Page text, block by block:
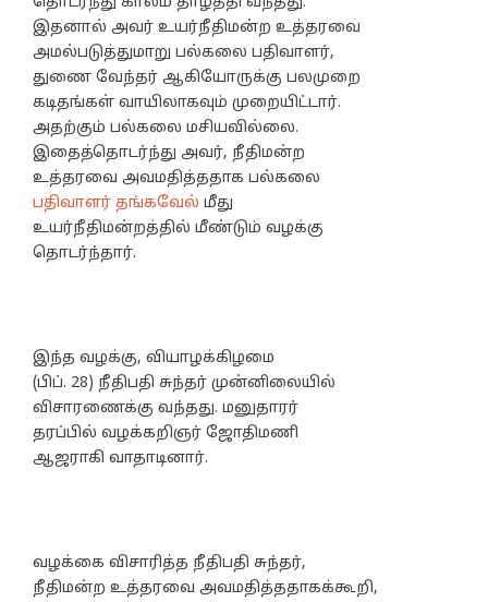
இதனால் அவர் உயர்நீதிமன்ற உத்தரவை
அமல்படுத்துமாறு பல்கலை பதிவாளர்,
துணை வேந்தர் ஆகியோருக்கு பலமுறை
கடிதங்கள் வாயிலாகவும் முறையிட்டார்.
அதற்கும் பல்கலை மசியவில்லை.
இதைத்தொடர்ந்து அவர், நீதிமன்ற
உத்தரவை அவமதித்ததாக பல்கலை
பதிவாளர் தங்கவேல் மீது
உயர்நீதிமன்றத்தில் மீண்டும் வழக்கு
தொடர்ந்தார்.
இந்த வழக்கு, வியாழக்கிழமை
(பிப். 28) நீதிபதி சுந்தர் முன்னிலையில்
விசாரணைக்கு வந்தது. மனுதாரர்
தரப்பில் வழக்கறிஞர் ஜோதிமணி
ஆஜராகி வாதாடினார்.
வழக்கை விசாரித்த நீதிபதி சுந்தர்,
நீதிமன்ற உத்தரவை அவமதித்ததாகக்கூறி,